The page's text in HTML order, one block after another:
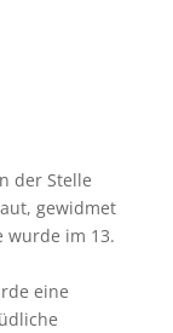
der Stelle
gewidmet
wurde im 13.
eine